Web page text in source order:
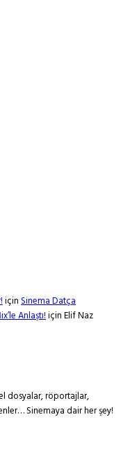
içinSinema Datça
Anlaştı!içinElif Naz
dosyalar, röportajlar,
Sinemaya dair her şey!